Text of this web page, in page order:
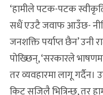
‘हामीले पटक-पटक
सधैं एउटै जवाफ आउँछ-
जनशक्ति पर्याप्त छैन’ उनी
पोख्छिन्, ‘सरकारले
तर व्यवहारमा लागू
किट सजिलै भित्रिन्छ, तर